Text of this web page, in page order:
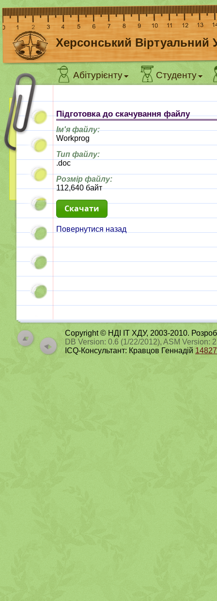
Херсонський Віртуальний
Абітурієнту Студенту
Підготовка до скачування файлу
Ім'я файлу:
Workprog
Тип файлу:
.doc
Розмір файлу:
112,640 байт
Повернутися назад
Copyright © НДІ ІТ ХДУ, 2003-2010.
DB Version: 0.6 (1/22/2012), ASM Version:
ICQ-Консультант: Кравцов Геннадій